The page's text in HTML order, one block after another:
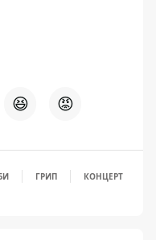
😆 😡
ГРИП КОНЦЕРТ